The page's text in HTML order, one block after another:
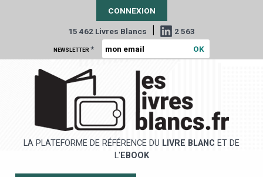
CONNEXION
15 462 Livres Blancs | 2 563
NEWSLETTER *
LA PLATEFORME DE RÉFÉRENCE DU LIVRE BLANC ET DE
L' EBOOK